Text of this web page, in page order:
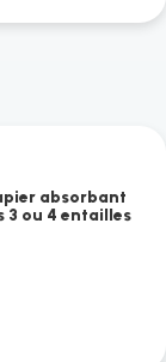
absorbant
3 ou 4 entailles